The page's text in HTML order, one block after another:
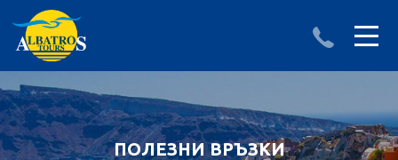
ДЕСТИНАЦИИ
АЛБАНИЯ
ИЗПРАТИ ЗАПИТВАНЕ
ПОЛЕЗНИ ВРЪЗКИ